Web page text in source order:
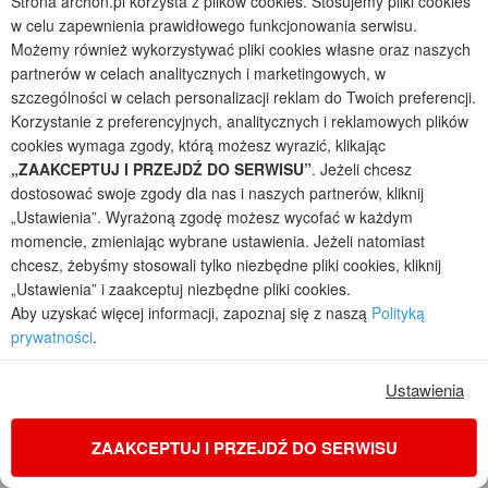
KOD: ONLINE200
Dom w alstromeriach (GE)
158,16m² 19,82m² 7,95m²
jednorodzinny z poddaszem, z garażem jednostanowiskowym
Koszty budowy
: 379 600 zł netto
w celu zapewnienia prawidłowego funkcjonowania serwisu.
Możemy również wykorzystywać pliki cookies własne oraz naszych
partnerów w celach analitycznych i marketingowych, w
szczególności w celach personalizacji reklam do Twoich preferencji.
Korzystanie z preferencyjnych, analitycznych i reklamowych plików
cookies wymaga zgody, którą możesz wyrazić, klikając
„ZAAKCEPTUJ I PRZEJDŹ DO SERWISU”. Jeżeli chcesz
dostosować swoje zgody dla nas i naszych partnerów, kliknij
„Ustawienia”. Wyrażoną zgodę możesz wycofać w każdym
momencie, zmieniając wybrane ustawienia. Jeżeli natomiast
chcesz, żebyśmy stosowali tylko niezbędne pliki cookies, kliknij
„Ustawienia” i zaakceptuj niezbędne pliki cookies.
Aby uzyskać więcej informacji, zapoznaj się z naszą Polityką
prywatności.
Ustawienia
ZAAKCEPTUJ I PRZEJDŹ DO SERWISU